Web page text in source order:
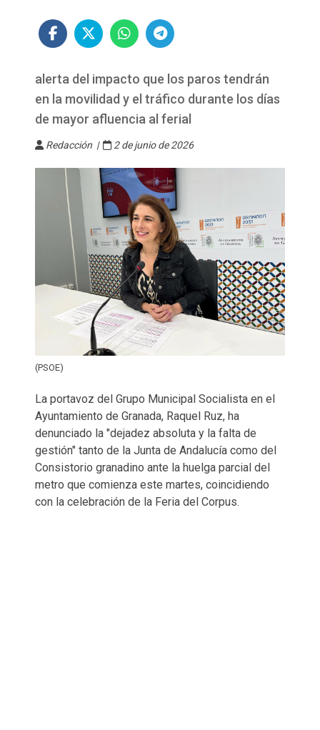
alerta del impacto que los paros tendrán
en la movilidad y el tráfico durante los días
de mayor afluencia al ferial
Redacción | 2 de junio de 2026
(PSOE)
La portavoz del Grupo Municipal Socialista en el
Ayuntamiento de Granada, Raquel Ruz, ha
denunciado la "dejadez absoluta y la falta de
gestión" tanto de la Junta de Andalucía como del
Consistorio granadino ante la huelga parcial del
metro que comienza este martes, coincidiendo
con la celebración de la Feria del Corpus.